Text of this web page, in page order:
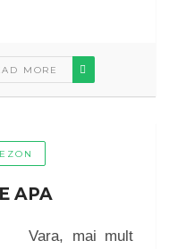
MORE
APA
Vara, mai mult